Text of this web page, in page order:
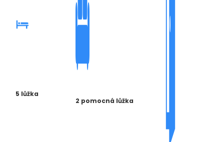
5 lůžka
2 pomocná lůžka